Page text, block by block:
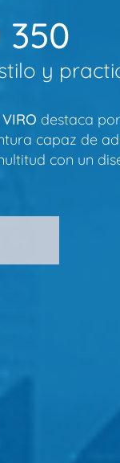
350
y
destaca
capaz de
con un